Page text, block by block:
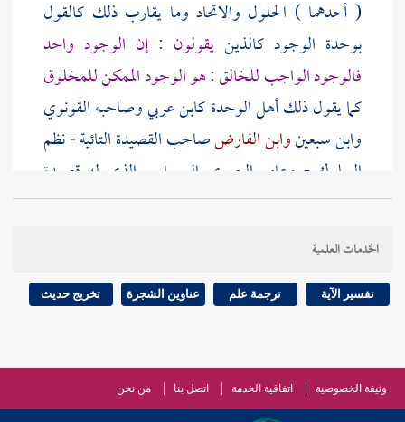
( أحدهما ) الحلول والاتحاد وما يقارب ذلك كالقول
بوحدة الوجود كالذينيقولون : إن الوجود واحد
فالوجود الواجب للخالق : هو الوجود الممكن للمخلوق
كما يقول ذلك أهل الوحدةكابن عربيوصاحبهالقونوي
وابن سبعينوابن الفارضصاحب القصيدة التائية - نظم
السلوك - وعامر البصري السيواسي الذي له قصيدة
تناظر قصيدةابن الفارض.والتلمسانيالذي شرح (
مواقفالنفري
وسعيد الفرغاني
والششتريصاحب الأزجال الذي هو تلميذابن سبعين
صاحب فك الأزرار عن أعناق الأسرار وأمثالهم .
الخدمات العلمية
تفسير الآية ترجمة علم عناوين الشجرة تخريج حديث
وثيقة الخصوصية اتفاقية الخدمة اتصل بنا من نحن